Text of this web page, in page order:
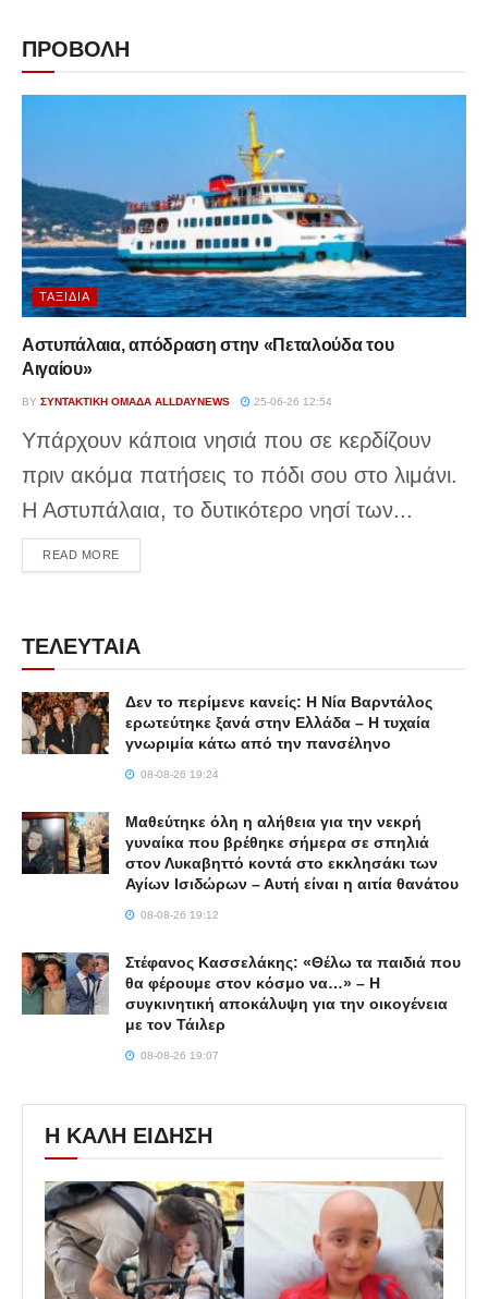
ΠΡΟΒΟΛΗ
ΤΑΞΊΔΙΑ
Αστυπάλαια, απόδραση στην «Πεταλούδα του
Αιγαίου»
BY ΣΥΝΤΑΚΤΙΚΉ ΟΜΆΔΑ ALLDAYNEWS 25-06-26 12:54
Υπάρχουν κάποια νησιά που σε κερδίζουν
πριν ακόμα πατήσεις το πόδι σου στο λιμάνι.
Η Αστυπάλαια, το δυτικότερο νησί των...
READ MOREDETAILS
ΤΕΛΕΥΤΑΙΑ
Δεν το περίμενε κανείς: Η Νία Βαρντάλος
ερωτεύτηκε ξανά στην Ελλάδα – Η τυχαία
γνωριμία κάτω από την πανσέληνο
08-08-26 19:24
Μαθεύτηκε όλη η αλήθεια για την νεκρή
γυναίκα που βρέθηκε σήμερα σε σπηλιά
στον Λυκαβηττό κοντά στο εκκλησάκι των
Αγίων Ισιδώρων – Αυτή είναι η αιτία θανάτου
08-08-26 19:12
Στέφανος Κασσελάκης: «Θέλω τα παιδιά που
θα φέρουμε στον κόσμο να…» – Η
συγκινητική αποκάλυψη για την οικογένεια
με τον Τάιλερ
08-08-26 19:07
Η ΚΑΛΗ ΕΙΔΗΣΗ